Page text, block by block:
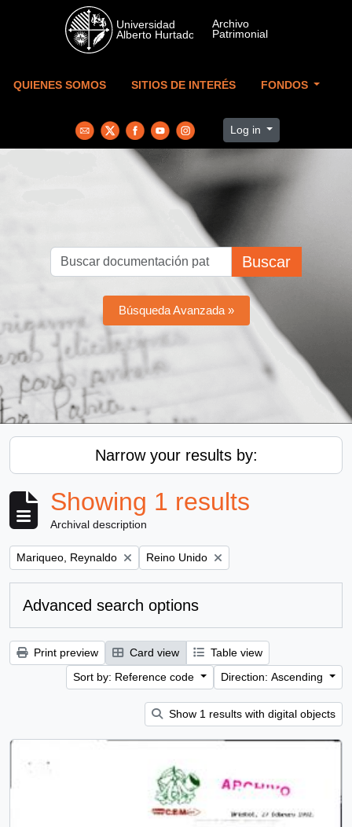
Skip to main content
QUIENES SOMOS SITIOS DE INTERÉS FONDOS
Log in
Buscar
Búsqueda Avanzada »
Narrow your results by:
Showing 1 results
Archival description
Remove filter:
Mariqueo, Reynaldo Remove filter:
Reino Unido
Advanced search options
Print preview Card view
Table view
Sort by: Reference code
Direction: Ascending
Show 1 results with digital objects